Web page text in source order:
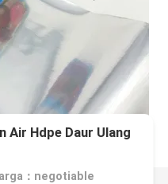
Air Hdpe Daur Ulang
：negotiable